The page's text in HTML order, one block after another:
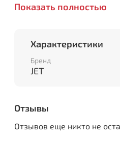
Для монтажа
регулировочных
крепежные винты.
С верхней стороны
Ходовой винт
вращается от руки,
Показать полностью
Характеристики
Бренд
JET
Отзывы
Отзывов еще никто не